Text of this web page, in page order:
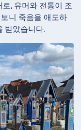
, 유머와 전통이 조
니 죽음을 애도하
받았습니다.